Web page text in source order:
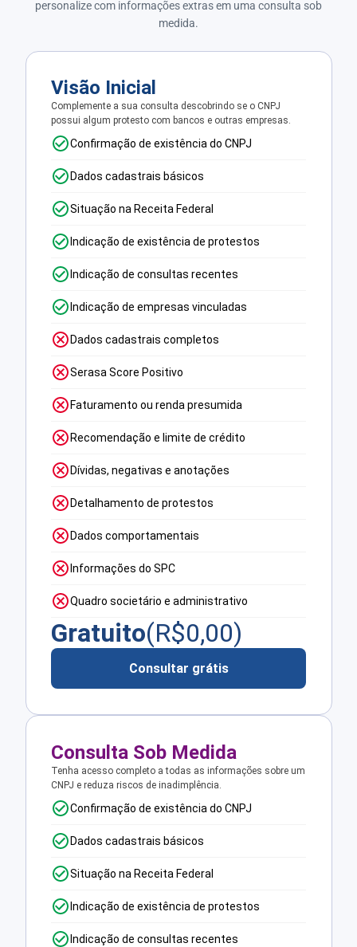
personalize com informações extras em uma consulta sob
medida.
Visão Inicial
Complemente a sua consulta descobrindo se o CNPJ
possui algum protesto com bancos e outras empresas.
Confirmação de existência do CNPJ
Dados cadastrais básicos
Situação na Receita Federal
Indicação de existência de protestos
Indicação de consultas recentes
Indicação de empresas vinculadas
Dados cadastrais completos
Serasa Score Positivo
Faturamento ou renda presumida
Recomendação e limite de crédito
Dívidas, negativas e anotações
Detalhamento de protestos
Dados comportamentais
Informações do SPC
Quadro societário e administrativo
Gratuito(R$0,00)
Consultar grátis
Consulta Sob Medida
Tenha acesso completo a todas as informações sobre um
CNPJ e reduza riscos de inadimplência.
Confirmação de existência do CNPJ
Dados cadastrais básicos
Situação na Receita Federal
Indicação de existência de protestos
Indicação de consultas recentes